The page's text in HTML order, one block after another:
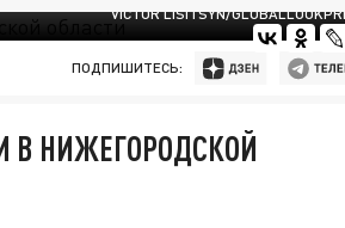
VICTOR LISITSYN/
ПОДПИШИТЕСЬ:
В НИЖЕГОРОДСКОЙ